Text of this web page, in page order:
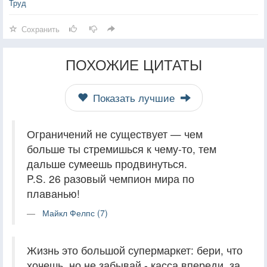
Труд
Сохранить
ПОХОЖИЕ ЦИТАТЫ
Показать лучшие
Ограничений не существует — чем
больше ты стремишься к чему-то, тем
дальше сумеешь продвинуться.
P.S. 26 разовый чемпион мира по
плаванью!
Майкл Фелпс (7)
Жизнь это большой супермаркет: бери, что